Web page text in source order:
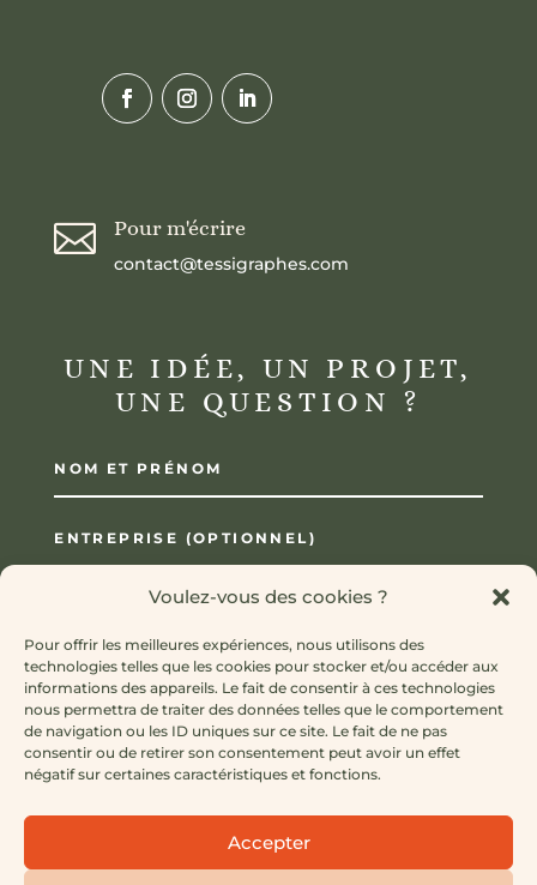
Voulez-vous des cookies ?
Pour offrir les meilleures expériences, nous utilisons des
technologies telles que les cookies pour stocker et/ou accéder aux
informations des appareils. Le fait de consentir à ces technologies
nous permettra de traiter des données telles que le comportement
de navigation ou les ID uniques sur ce site. Le fait de ne pas
consentir ou de retirer son consentement peut avoir un effet
négatif sur certaines caractéristiques et fonctions.
Accepter
 Pour m'écrire
contact@tessigraphes.com
UNE IDÉE, UN PROJET,
UNE QUESTION ?